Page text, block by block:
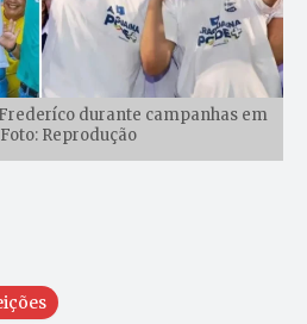
durante campanhas em
Reprodução